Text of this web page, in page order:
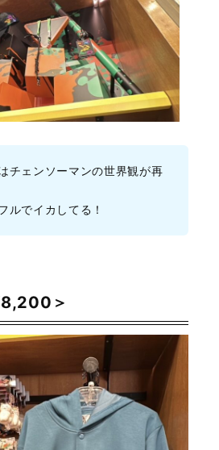
チェンソーマンの世界観が再
ルでイカしてる！
＞